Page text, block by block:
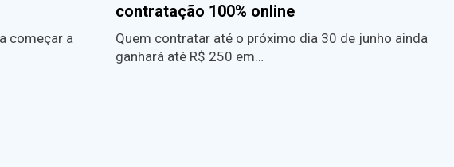
começar a
contratação 100% online
Quem contratar até o próximo dia 30 de junho ainda
ganhará até R$ 250 em…